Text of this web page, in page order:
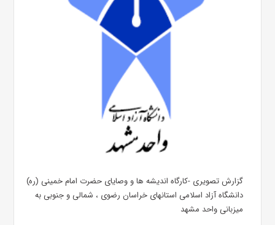
گزارش تصویری -کارگاه اندیشه ها و وصایای حضرت امام خمینی (ره)
دانشگاه آزاد اسلامی استانهای خراسان رضوی ، شمالی و جنوبی به
میزبانی واحد مشهد